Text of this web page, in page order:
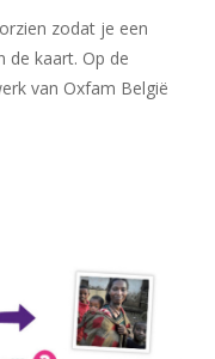
zodat je een
de kaart. Op de
van Oxfam België